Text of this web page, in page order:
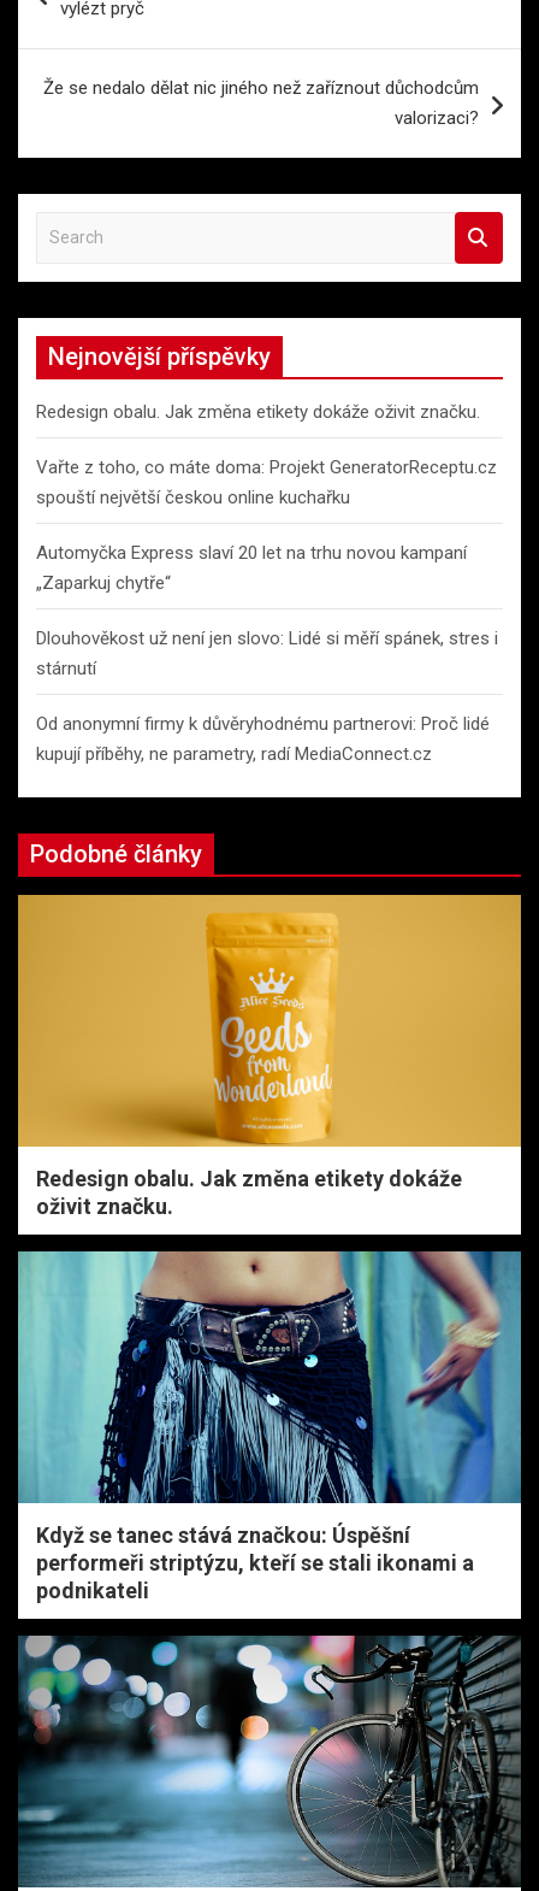
vylézt pryč
Že se nedalo dělat nic jiného než zaříznout důchodcům
valorizaci?
a
r
h
Nejnovější příspěvky
Redesign obalu. Jak změna etikety dokáže oživit značku.
Vařte z toho, co máte doma: Projekt GeneratorReceptu.cz
spouští největší českou online kuchařku
Automyčka Express slaví 20 let na trhu novou kampaní
„Zaparkuj chytře“
Dlouhověkost už není jen slovo: Lidé si měří spánek, stres i
stárnutí
Od anonymní firmy k důvěryhodnému partnerovi: Proč lidé
kupují příběhy, ne parametry, radí MediaConnect.cz
Podobné články
Redesign obalu. Jak změna etikety dokáže
oživit značku.
Když se tanec stává značkou: Úspěšní
performeři striptýzu, kteří se stali ikonami a
podnikateli